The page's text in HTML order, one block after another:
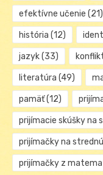
efektívne učenie (21)
história (12)
jazyk(33)
literatúra (49)
pamäť(12)
prijímacie skúšky na
prijímačky na strednú
prijímačky z